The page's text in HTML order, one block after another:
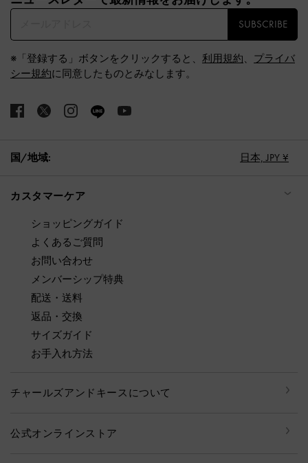
SUBSCRIBE
※「登録する」ボタンをクリックすると、 利用規約、 プライバ
シー規約に同意したものとみなします。
国/地域: 日本, JPY ¥
カスタマーケア
ショッピングガイド
よくあるご質問
お問い合わせ
メンバーシップ特典
配送・送料
返品・交換
サイズガイド
お手入れ方法
チャールズアンドキースについて
公式オンラインストア